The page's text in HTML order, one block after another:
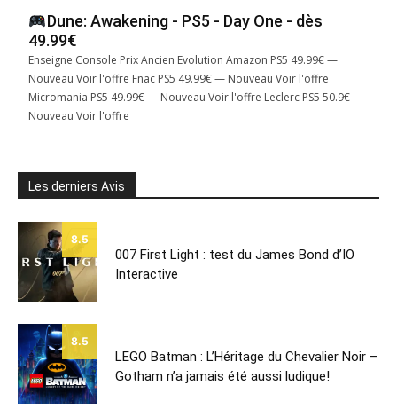
Dune: Awakening - PS5 - Day One - dès
49.99€
Enseigne Console Prix Ancien Evolution Amazon PS5 49.99€ —
Nouveau Voir l'offre Fnac PS5 49.99€ — Nouveau Voir l'offre
Micromania PS5 49.99€ — Nouveau Voir l'offre Leclerc PS5 50.9€ —
Nouveau Voir l'offre
Les derniers Avis
8.5
007 First Light : test du James Bond d’IO
Interactive
8.5
LEGO Batman : L’Héritage du Chevalier Noir –
Gotham n’a jamais été aussi ludique!